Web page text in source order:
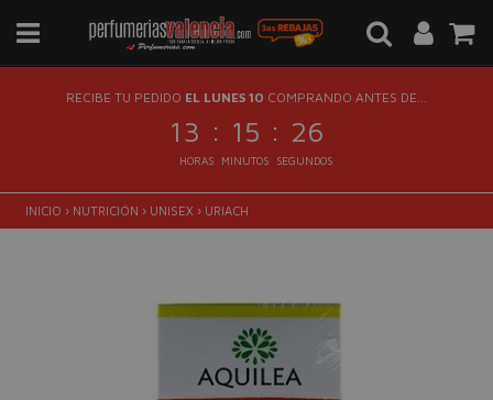
RECIBE TU PEDIDO EL LUNES 10 COMPRANDO ANTES DE...
13 : 15 : 25
HORAS MINUTOS SEGUNDOS
INICIO › NUTRICIÓN › UNISEX › URIACH